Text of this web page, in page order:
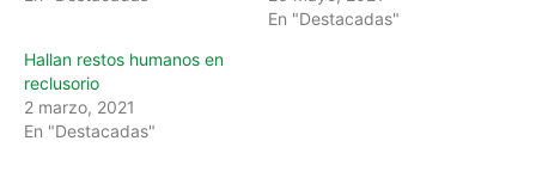
En "Destacadas"
Hallan restos humanos en
reclusorio
2 marzo, 2021
En "Destacadas"